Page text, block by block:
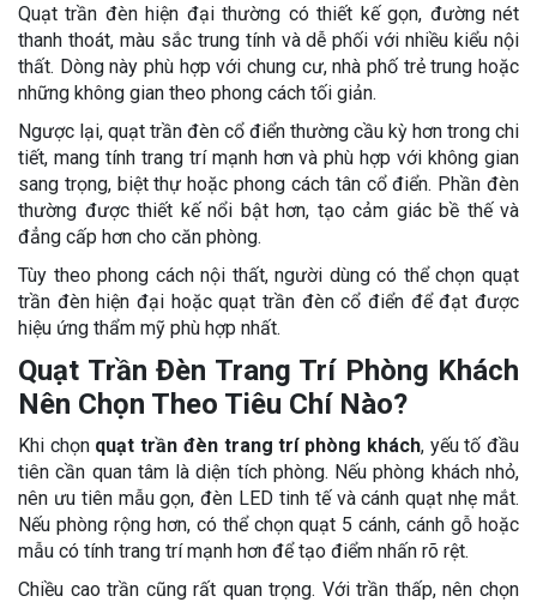
Quạt trần đèn hiện đại thường có thiết kế gọn, đường nét
thanh thoát, màu sắc trung tính và dễ phối với nhiều kiểu nội
thất. Dòng này phù hợp với chung cư, nhà phố trẻ trung hoặc
những không gian theo phong cách tối giản.
Ngược lại, quạt trần đèn cổ điển thường cầu kỳ hơn trong chi
tiết, mang tính trang trí mạnh hơn và phù hợp với không gian
sang trọng, biệt thự hoặc phong cách tân cổ điển. Phần đèn
thường được thiết kế nổi bật hơn, tạo cảm giác bề thế và
đẳng cấp hơn cho căn phòng.
Tùy theo phong cách nội thất, người dùng có thể chọn quạt
trần đèn hiện đại hoặc quạt trần đèn cổ điển để đạt được
hiệu ứng thẩm mỹ phù hợp nhất.
Quạt Trần Đèn Trang Trí Phòng Khách
Nên Chọn Theo Tiêu Chí Nào?
Khi chọn quạt trần đèn trang trí phòng khách, yếu tố đầu
tiên cần quan tâm là diện tích phòng. Nếu phòng khách nhỏ,
nên ưu tiên mẫu gọn, đèn LED tinh tế và cánh quạt nhẹ mắt.
Nếu phòng rộng hơn, có thể chọn quạt 5 cánh, cánh gỗ hoặc
mẫu có tính trang trí mạnh hơn để tạo điểm nhấn rõ rệt.
Chiều cao trần cũng rất quan trọng. Với trần thấp, nên chọn